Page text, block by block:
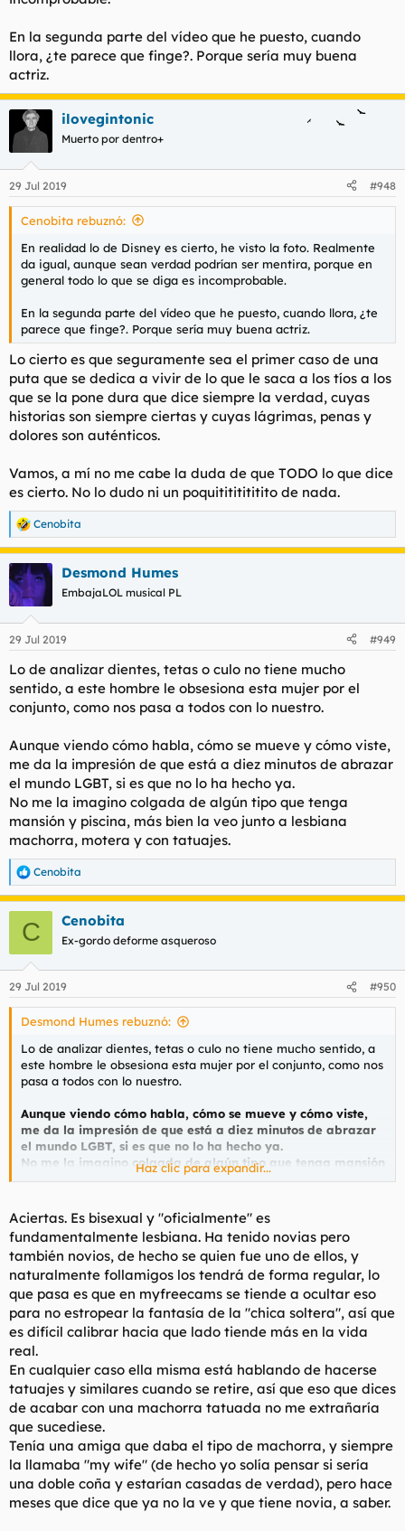
En la segunda parte del vídeo que he puesto, cuando
llora, ¿te parece que finge?. Porque sería muy buena
actriz.
ilovegintonic
Muerto por dentro+
29 Jul 2019 #948
Cenobita rebuznó:
En realidad lo de Disney es cierto, he visto la foto. Realmente
da igual, aunque sean verdad podrían ser mentira, porque en
general todo lo que se diga es incomprobable.
En la segunda parte del vídeo que he puesto, cuando llora, ¿te
parece que finge?. Porque sería muy buena actriz.
Lo cierto es que seguramente sea el primer caso de una
puta que se dedica a vivir de lo que le saca a los tíos a los
que se la pone dura que dice siempre la verdad, cuyas
historias son siempre ciertas y cuyas lágrimas, penas y
dolores son auténticos.
Vamos, a mí no me cabe la duda de que TODO lo que dice
es cierto. No lo dudo ni un poquitititititito de nada.
R
e
a
c
c
i
e
:
Cenobita
Desmond Humes
EmbajaLOL musical PL
29 Jul 2019 #949
Lo de analizar dientes, tetas o culo no tiene mucho
sentido, a este hombre le obsesiona esta mujer por el
conjunto, como nos pasa a todos con lo nuestro.
Aunque viendo cómo habla, cómo se mueve y cómo viste,
me da la impresión de que está a diez minutos de abrazar
el mundo LGBT, si es que no lo ha hecho ya.
No me la imagino colgada de algún tipo que tenga
mansión y piscina, más bien la veo junto a lesbiana
machorra, motera y con tatuajes.
R
e
a
e
s
Cenobita
C Cenobita
Ex-gordo deforme asqueroso
29 Jul 2019 #950
Desmond Humes rebuznó:
Lo de analizar dientes, tetas o culo no tiene mucho sentido, a
este hombre le obsesiona esta mujer por el conjunto, como nos
pasa a todos con lo nuestro.
Aunque viendo cómo habla, cómo se mueve y cómo viste,
me da la impresión de que está a diez minutos de abrazar
el mundo LGBT, si es que no lo ha hecho ya.
No me la imagino colgada de algún tipo que tenga mansión
y piscina, más bien la veo junto a lesbiana machorra,
Haz clic para expandir...
Aciertas. Es bisexual y "oficialmente" es
fundamentalmente lesbiana. Ha tenido novias pero
también novios, de hecho se quien fue uno de ellos, y
naturalmente follamigos los tendrá de forma regular, lo
que pasa es que en myfreecams se tiende a ocultar eso
para no estropear la fantasía de la "chica soltera", así que
es difícil calibrar hacia que lado tiende más en la vida
real.
En cualquier caso ella misma está hablando de hacerse
tatuajes y similares cuando se retire, así que eso que dices
de acabar con una machorra tatuada no me extrañaría
que sucediese.
Tenía una amiga que daba el tipo de machorra, y siempre
la llamaba "my wife" (de hecho yo solía pensar si sería
una doble coña y estarían casadas de verdad), pero hace
meses que dice que ya no la ve y que tiene novia, a saber.